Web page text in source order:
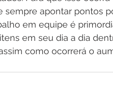
sempre apontar pontos
em equipe é
em seu dia a dia
como ocorrerá o